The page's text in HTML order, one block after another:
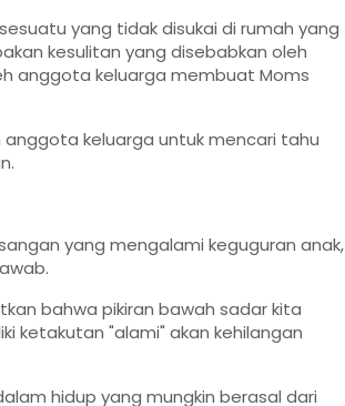
yang tidak disukai di rumah yang
kesulitan yang disebabkan oleh
anggota keluarga membuat Moms
keluarga untuk mencari tahu
yang mengalami keguguran anak,
bahwa pikiran bawah sadar kita
ketakutan "alami" akan kehilangan
hidup yang mungkin berasal dari